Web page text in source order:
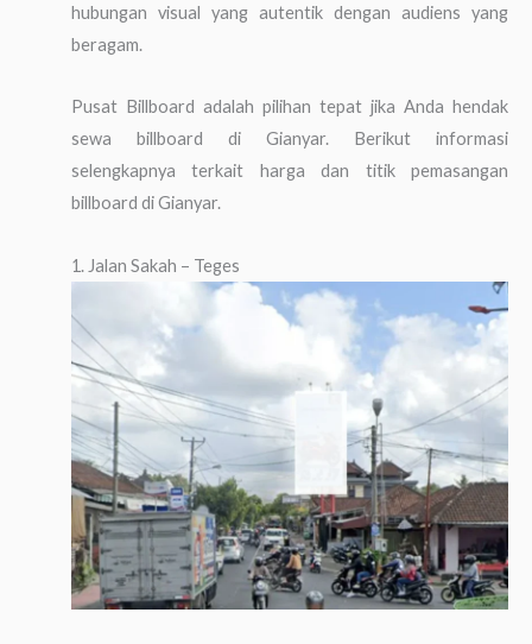
hubungan visual yang autentik dengan audiens yang
beragam.
Pusat Billboard adalah pilihan tepat jika Anda hendak
sewa billboard di Gianyar. Berikut informasi
selengkapnya terkait harga dan titik pemasangan
billboard di Gianyar.
1. Jalan Sakah – Teges